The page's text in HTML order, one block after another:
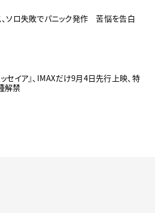
、ソロ失敗でパニック発作 苦悩を告白
ッセイア』、IMAXだけ9月4日先行上映、特
解禁